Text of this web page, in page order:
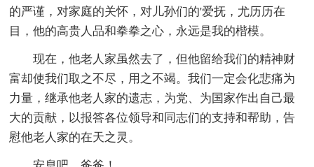
的严谨，对家庭的关怀，对儿孙们的'爱抚，尤历历在
目，他的高贵人品和拳拳之心，永远是我的楷模。
现在，他老人家虽然去了，但他留给我们的精神财
富却使我们取之不尽，用之不竭。我们一定会化悲痛为
力量，继承他老人家的遗志，为党、为国家作出自己最
大的贡献，以报答各位领导和同志们的支持和帮助，告
慰他老人家的在天之灵。